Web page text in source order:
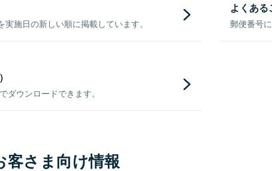
施日の新しい順に掲載しています。
よくあ
郵便番号
ダウンロードできます。
客さま向け情報